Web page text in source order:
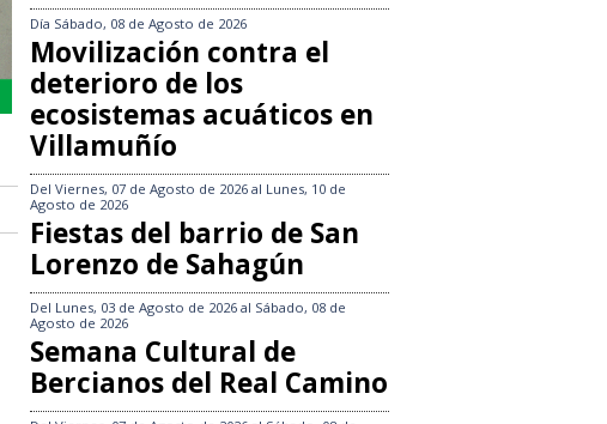
Día Sábado, 08 de Agosto de 2026
Movilización contra el
deterioro de los
ecosistemas acuáticos en
Villamuñío
Del Viernes, 07 de Agosto de 2026 al Lunes, 10 de
Agosto de 2026
Fiestas del barrio de San
Lorenzo de Sahagún
Del Lunes, 03 de Agosto de 2026 al Sábado, 08 de
Agosto de 2026
Semana Cultural de
Bercianos del Real Camino